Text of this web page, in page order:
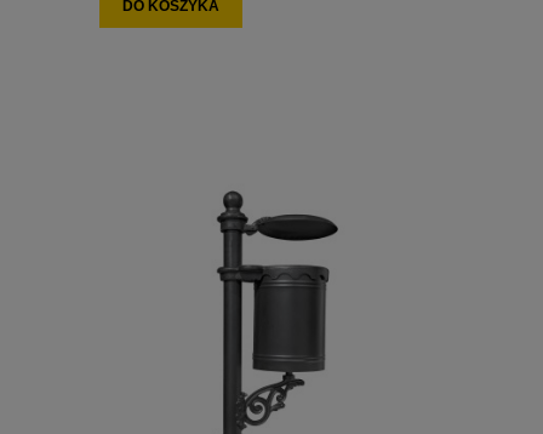
DO KOSZYKA